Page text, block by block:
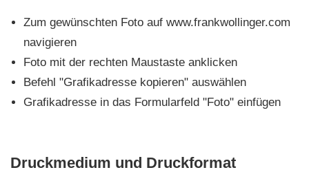
Zum gewünschten Foto auf www.frankwollinger.com
navigieren
Foto mit der rechten Maustaste anklicken
Befehl "Grafikadresse kopieren" auswählen
Grafikadresse in das Formularfeld "Foto" einfügen
Druckmedium und Druckformat